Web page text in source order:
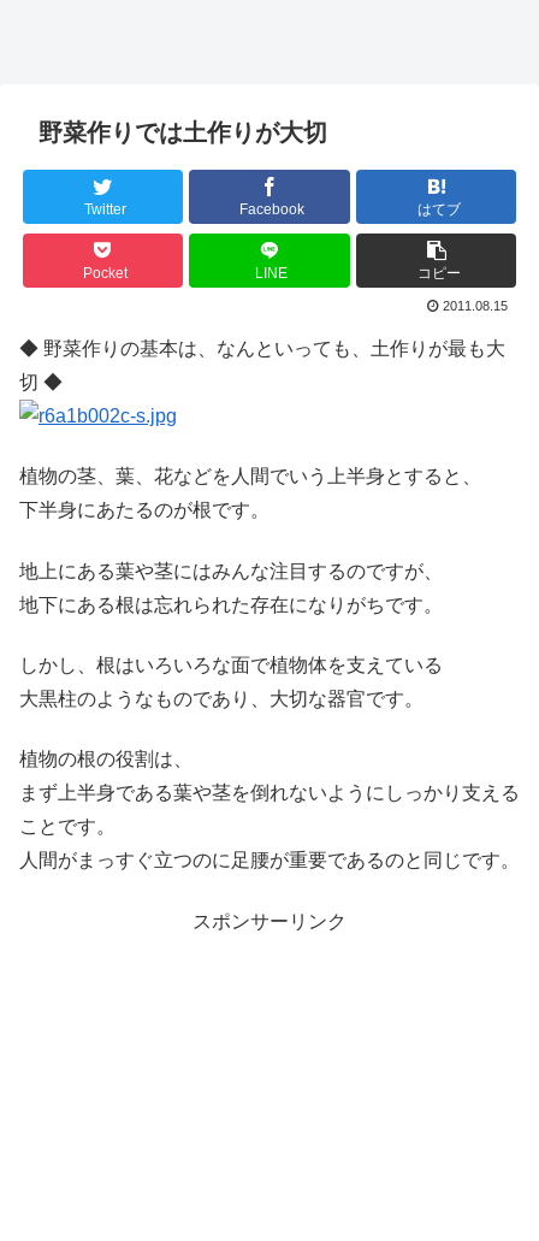
野菜作りでは土作りが大切
Twitter Facebook はてブ
Pocket LINE コピー
2011.08.15
◆ 野菜作りの基本は、なんといっても、土作りが最も大
切 ◆
植物の茎、葉、花などを人間でいう上半身とすると、
下半身にあたるのが根です。
地上にある葉や茎にはみんな注目するのですが、
地下にある根は忘れられた存在になりがちです。
しかし、根はいろいろな面で植物体を支えている
大黒柱のようなものであり、大切な器官です。
植物の根の役割は、
まず上半身である葉や茎を倒れないようにしっかり支える
ことです。
人間がまっすぐ立つのに足腰が重要であるのと同じです。
スポンサーリンク